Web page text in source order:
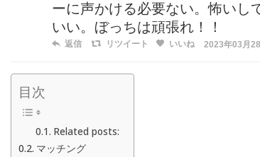
ーに声かける必要ない。怖いし
いい。ぼっちは頑張れ！！
返信 リツイート いいね 2023年03月
目次
Related posts:
マッチング